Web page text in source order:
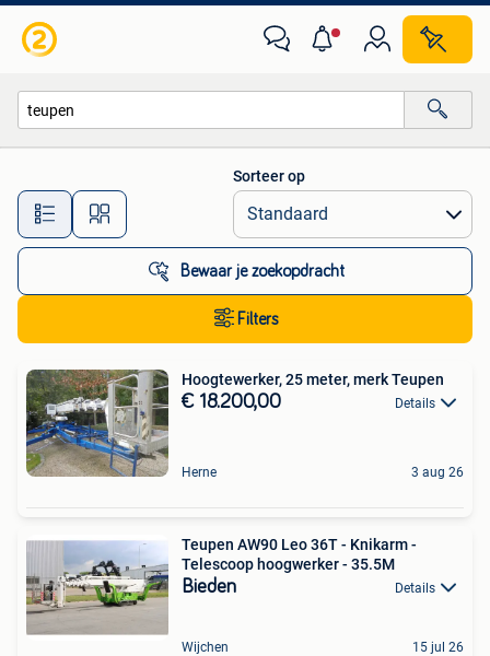
Alle afstanden…
Sorteer op
Bewaar je zoekopdracht
Filters
Hoogtewerker, 25 meter, merk Teupen
€ 18.200,00 Details
Herne 3 aug 26
Teupen AW90 Leo 36T - Knikarm -
Telescoop hoogwerker - 35.5M
Bieden Details
Wijchen 15 jul 26